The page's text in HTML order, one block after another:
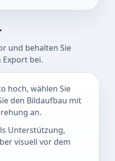
und behalten Sie
bei.
hoch, wählen Sie
den Bildaufbau mit
an.
Unterstützung,
visuell vor dem